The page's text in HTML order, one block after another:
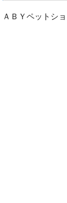
ＡＢＹペットシ